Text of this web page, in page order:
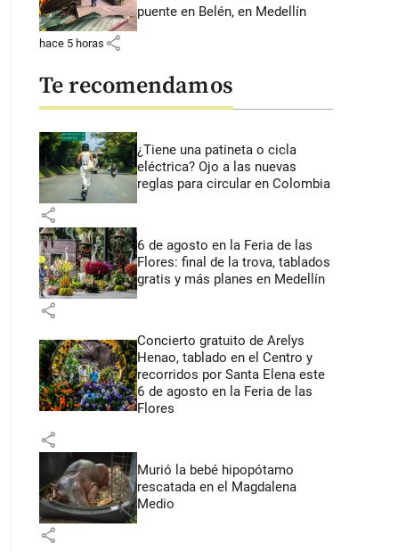
puente en Belén, en Medellín
hace 5 horas share
Te recomendamos
¿Tiene una patineta o cicla
eléctrica? Ojo a las nuevas
reglas para circular en Colombia
share
6 de agosto en la Feria de las
Flores: final de la trova, tablados
gratis y más planes en Medellín
share
Concierto gratuito de Arelys
Henao, tablado en el Centro y
recorridos por Santa Elena este
6 de agosto en la Feria de las
Flores
share
Murió la bebé hipopótamo
rescatada en el Magdalena
Medio
share